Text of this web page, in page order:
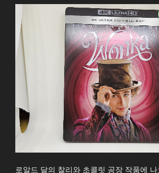
로알드 달의 찰리와 초콜릿 공장 작품에